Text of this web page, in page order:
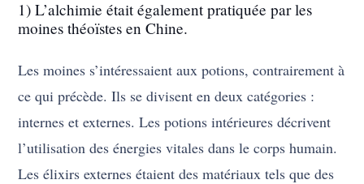
1) L’alchimie était également pratiquée par les
moines théoïstes en Chine.
Les moines s’intéressaient aux potions, contrairement à
ce qui précède. Ils se divisent en deux catégories :
internes et externes. Les potions intérieures décrivent
l’utilisation des énergies vitales dans le corps humain.
Les élixirs externes étaient des matériaux tels que des